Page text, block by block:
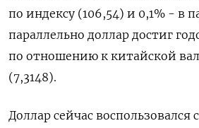
по индексу (106,54) и 0,1% - в
параллельно доллар достиг
по отношению к китайской
(7,3148).
Доллар сейчас воспользовался